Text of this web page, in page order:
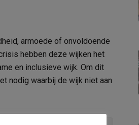
armoede of onvoldoende
hebben deze wijken het
en inclusieve wijk. Om dit
nodig waarbij de wijk niet aan